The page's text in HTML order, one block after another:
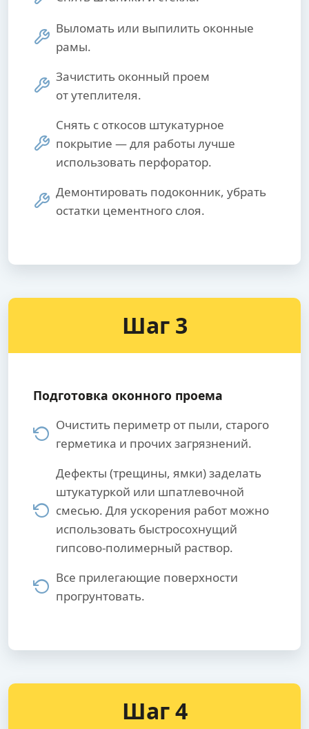
Выломать или выпилить оконные
рамы.
Зачистить оконный проем
от утеплителя.
Снять с откосов штукатурное
покрытие — для работы лучше
использовать перфоратор.
Демонтировать подоконник, убрать
остатки цементного слоя.
Шаг 3
Подготовка оконного проема
Очистить периметр от пыли, старого
герметика и прочих загрязнений.
Дефекты (трещины, ямки) заделать
штукатуркой или шпатлевочной
смесью. Для ускорения работ можно
использовать быстросохнущий
гипсово-полимерный раствор.
Все прилегающие поверхности
прогрунтовать.
Шаг 4